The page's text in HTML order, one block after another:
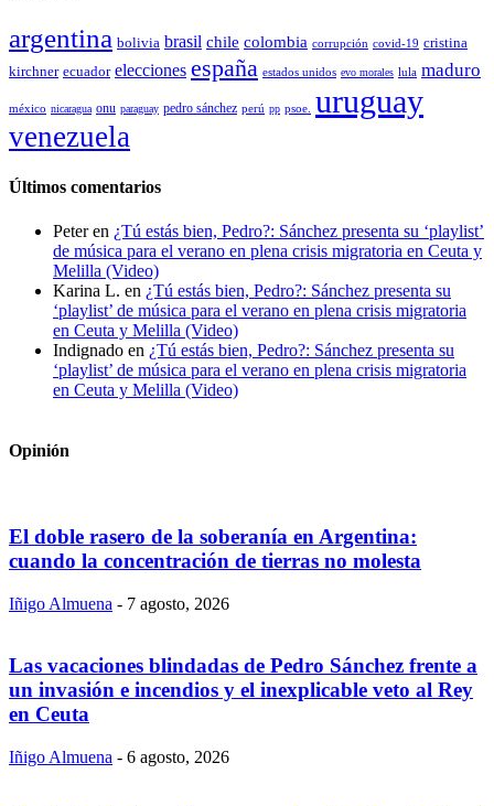
argentina bolivia brasil chile colombia corrupción covid-19 cristina
kirchner ecuador elecciones españa estados unidos evo morales lula maduro
méxico nicaragua onu paraguay pedro sánchez perú pp psoe. uruguay
venezuela
Últimos comentarios
Peteren ¿Tú estás bien, Pedro?: Sánchez presenta su ‘playlist’
de música para el verano en plena crisis migratoria en Ceuta y
Melilla (Video)
Karina L. en ¿Tú estás bien, Pedro?: Sánchez presenta su
‘playlist’ de música para el verano en plena crisis migratoria
en Ceuta y Melilla (Video)
Indignado en ¿Tú estás bien, Pedro?: Sánchez presenta su
‘playlist’ de música para el verano en plena crisis migratoria
en Ceuta y Melilla (Video)
Opinión
El doble rasero de la soberanía en Argentina:
cuando la concentración de tierras no molesta
Iñigo Almuena - 7 agosto, 2026
Las vacaciones blindadas de Pedro Sánchez frente a
un invasión e incendios y el inexplicable veto al Rey
en Ceuta
Iñigo Almuena - 6 agosto, 2026